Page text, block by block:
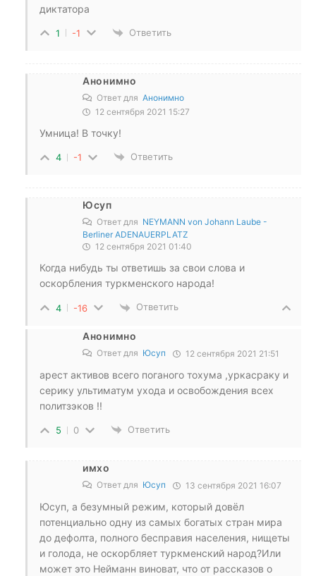
диктатора
1 -1 Ответить
Анонимно
Ответ для Анонимно
12 сентября 2021 15:27
Умница! В точку!
4 -1 Ответить
Юсуп
Ответ для NEYMANN von Johann Laube -
Berliner ADENAUERPLATZ
12 сентября 2021 01:40
Когда нибудь ты ответишь за свои слова и
оскорбления туркменского народа!
4 -16 Ответить
Анонимно
Ответ для Юсуп 12 сентября 2021 21:51
арест активов всего поганого тохума ,уркасраку и
серику ультиматум ухода и освобождения всех
политзэков !!
5 0 Ответить
имхо
Ответ для Юсуп 13 сентября 2021 16:07
Юсуп, а безумный режим, который довёл
потенциально одну из самых богатых стран мира
до дефолта, полного бесправия населения, нищеты
и голода, не оскорбляет туркменский народ?Или
может это Нейманн виноват, что от рассказов о